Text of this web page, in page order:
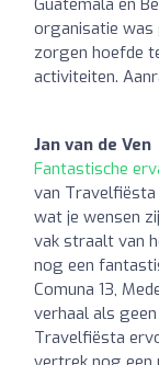
organisatie was
zorgen hoefde
activiteiten.
Jan van de Ven
Fantastische
van Travelfiësta
wat je wensen
vak straalt van
nog een
Comuna 13,
verhaal als
Travelfiësta